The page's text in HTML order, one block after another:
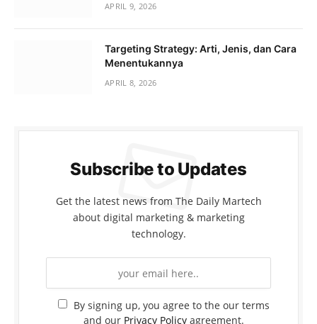
APRIL 9, 2026
Targeting Strategy: Arti, Jenis, dan Cara
Menentukannya
APRIL 8, 2026
Subscribe to Updates
Get the latest news from The Daily Martech
about digital marketing & marketing
technology.
By signing up, you agree to the our terms
and our Privacy Policyagreement.